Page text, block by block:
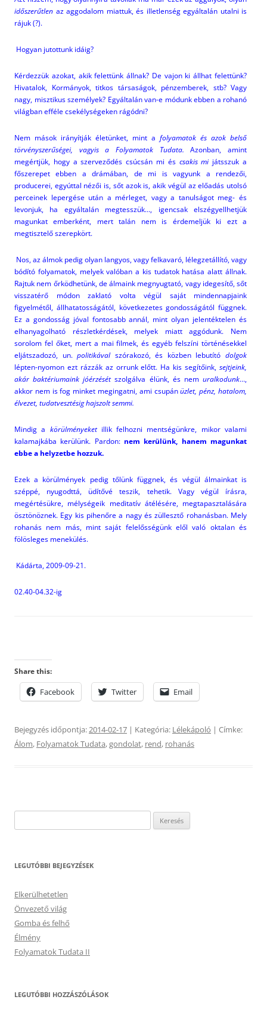
időszerűtlen az aggodalom miattuk, és illetlenség egyáltalán utalni is
rájuk (?).
Hogyan jutottunk idáig?
Kérdezzük azokat, akik felettünk állnak? De vajon ki állhat felettünk?
Hivatalok, Kormányok, titkos társaságok, pénzemberek, stb? Vagy
nagy, misztikus személyek? Egyáltalán van-e módunk ebben a rohanó
világban efféle csekélységeken rágódni?
Nem mások irányítják életünket, mint a folyamatok és azok belső
törvényszerűségei, vagyis a Folyamatok Tudata. Azonban, amint
megértjük, hogy a szerveződés csúcsán mi és csakis mi játsszuk a
főszerepet ebben a drámában, de mi is vagyunk a rendezői,
producerei, egyúttal nézői is, sőt azok is, akik végül az előadás utolsó
perceinek lepergése után a mérleget, vagy a tanulságot meg- és
levonjuk, ha egyáltalán megtesszük…, igencsak elszégyellhetjük
magunkat emberként, mert talán nem is érdemeljük ki ezt a
megtisztelő szerepkört.
Nos, az álmok pedig olyan langyos, vagy felkavaró, lélegzetállító, vagy
bódító folyamatok, melyek valóban a kis tudatok hatása alatt állnak.
Rajtuk nem őrködhetünk, de álmaink megnyugtató, vagy idegesítő, sőt
visszatérő módon zaklató volta végül saját mindennapjaink
figyelmétől, állhatatosságától, következetes gondosságától függnek.
Ez a gondosság jóval fontosabb annál, mint olyan jelentéktelen és
elhanyagolható részletkérdések, melyek miatt aggódunk. Nem
sorolom fel őket, mert a mai filmek, és egyéb felszíni történésekkel
eljátszadozó, un.politikávalszórakozó, és közben lebutítódolgok
lépten-nyomon ezt rázzák az orrunk előtt. Ha kis segítőink, sejtjeink,
akár baktériumaink jóérzésétszolgálva élünk, és nemuralkodunk…,
akkor nem is fog minket megingatni, ami csupánüzlet, pénz, hatalom,
élvezet, tudatvesztésig hajszolt semmi.
Mindig a körülményeketillik felhozni mentségünkre, mikor valami
kalamajkába kerülünk. Pardon: nem kerülünk, hanem magunkat
ebbe a helyzetbe hozzuk.
Ezek a körülmények pedig tőlünk függnek, és végül álmainkat is
széppé, nyugodttá, üdítővé teszik, tehetik. Vagy végül írásra,
megértésükre, mélységeik meditatív átélésére, megtapasztalására
ösztönöznek. Egy kis pihenőre a nagy és züllesztő rohanásban. Mely
rohanás nem más, mint saját felelősségünk elől való oktalan és
fölösleges menekülés.
Kádárta, 2009-09-21.
02.40-04.32-ig
Share this:
Facebook Twitter Email
Bejegyzés időpontja:2014-02-17 | Kategória: Lélekápoló | Címke:
Álom, Folyamatok Tudata,gondolat, rend, rohanás
LEGUTÓBBI BEJEGYZÉSEK
Elkerülhetetlen
Önvezető világ
Gomba és felhő
Élmény
Folyamatok Tudata II
LEGUTÓBBI HOZZÁSZÓLÁSOK